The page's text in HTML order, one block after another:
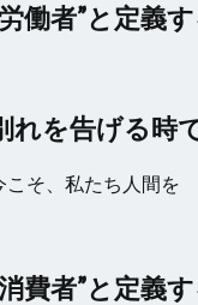
働者”と定義
れを告げる時
こそ、私たち人間を
費者”と定義